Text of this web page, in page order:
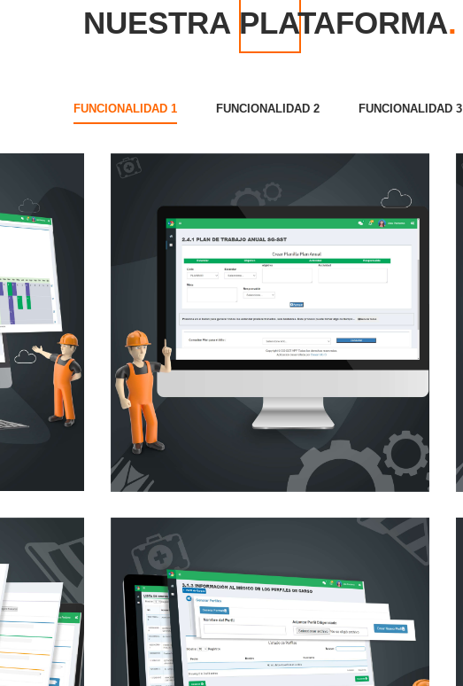
NUESTRA PLATAFORMA
FUNCIONALIDAD 1 FUNCIONALIDAD 2 FUNCIONALIDAD 3